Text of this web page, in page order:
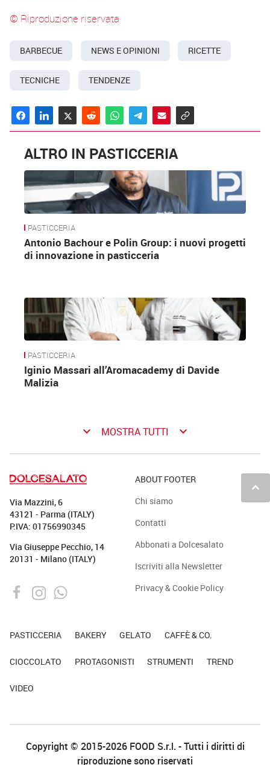
© Riproduzione riservata
BARBECUE NEWS E OPINIONI RICETTE
TECNICHE TENDENZE
ALTRO IN PASTICCERIA
PASTICCERIA
Antonio Bachour e Polin Group: i nuovi progetti
di innovazione in pasticceria
PASTICCERIA
Iginio Massari all’Aromacademy di Davide
Malizia
keyboard_arrow_down MOSTRA TUTTI keyboard_arrow_down
keyboard_arrow_up
Via Mazzini, 6
43121 - Parma (ITALY)
P.IVA: 01756990345
Via Giuseppe Pecchio, 14
20131 - Milano (ITALY)
ABOUT FOOTER
Chi siamo
Contatti
Abbonati a Dolcesalato
Iscriviti alla Newsletter
Privacy & Cookie Policy
PASTICCERIA BAKERY GELATO CAFFÈ & CO.
CIOCCOLATO PROTAGONISTI STRUMENTI TREND
VIDEO
Copyright © 2015-2026 FOOD S.r.l. - Tutti i diritti di
riproduzione sono riservati